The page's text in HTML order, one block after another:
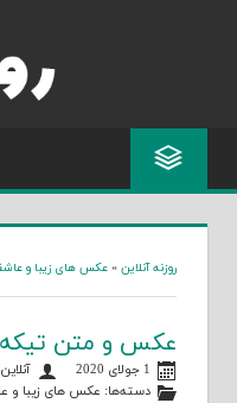
روزنه آنلاین » عکس های زیبا و
عکس و متن تیکه
1 جولای 2020
دسته‌ها: عکس های زیبا و